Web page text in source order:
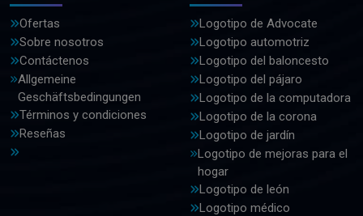
Ofertas
Sobre nosotros
Contáctenos
Allgemeine
Geschäftsbedingungen
Términos y condiciones
Reseñas
Logotipo de Advocate
Logotipo automotriz
Logotipo del baloncesto
Logotipo del pájaro
Logotipo de la computadora
Logotipo de la corona
Logotipo de jardín
Logotipo de mejoras para el
hogar
Logotipo de león
Logotipo médico